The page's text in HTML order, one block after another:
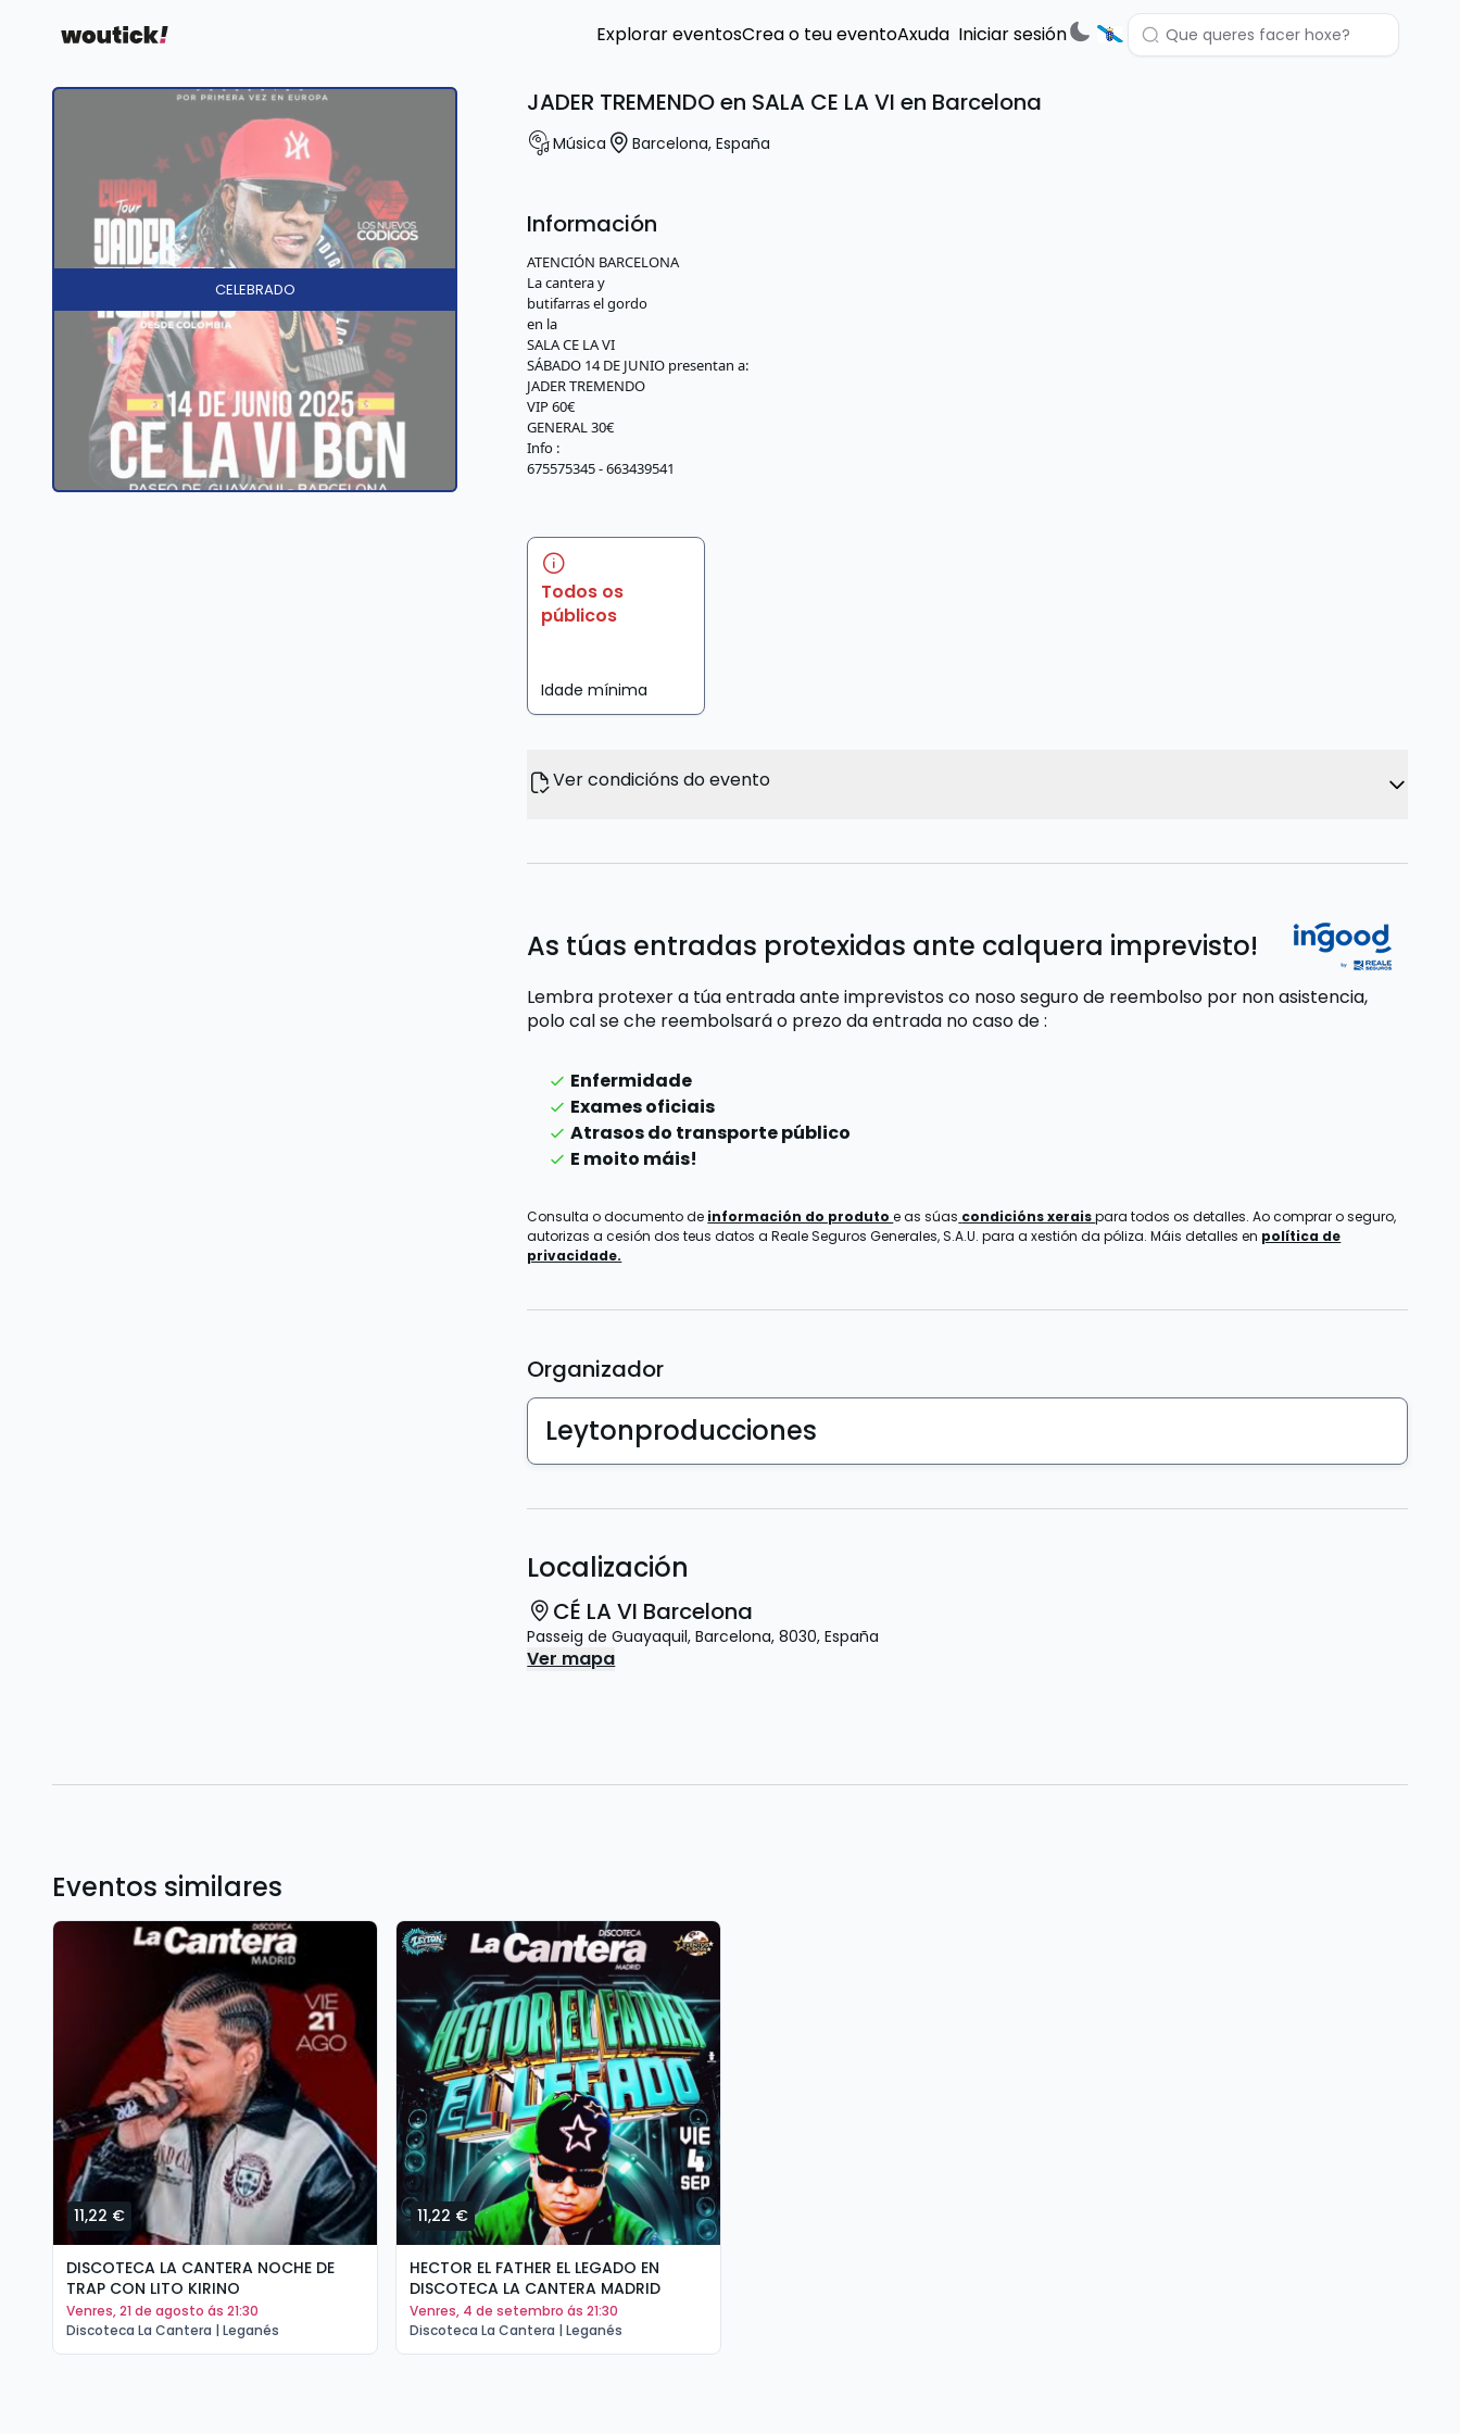
Explorar eventosCrea o teu eventoAxuda Iniciar sesión
CELEBRADO
JADER TREMENDO en SALA CE LA VI en Barcelona
Música Barcelona, España
Información
ATENCIÓN BARCELONA
La cantera y
butifarras el gordo
en la
SALA CE LA VI
SÁBADO 14 DE JUNIO presentan a:
JADER TREMENDO
VIP 60€
GENERAL 30€
Info :
675575345 - 663439541
Todos os
públicos
Idade mínima
Ver condicións do evento
As túas entradas protexidas ante calquera imprevisto!
Lembra protexer a túa entrada ante imprevistos co noso seguro de reembolso por non asistencia,
polo cal se che reembolsará o prezo da entrada no caso de:
Enfermidade
Exames oficiais
Atrasos do transporte público
E moito máis!
Consulta o documento de información do produtoe as súas condicións xeraispara todos os detalles. Ao comprar o seguro,
autorizas a cesión dos teus datos a Reale Seguros Generales, S.A.U. para a xestión da póliza. Máis detalles en política de
privacidade.
Organizador
Leytonproducciones
Localización
CÉ LA VI Barcelona
Passeig de Guayaquil, Barcelona, 8030, España
Ver mapa
Eventos similares
11,22 €
DISCOTECA LA CANTERA NOCHE DE
TRAP CON LITO KIRINO
venres, 21 de agosto ás 21:30
Discoteca La Cantera | Leganés
11,22 €
HECTOR EL FATHER EL LEGADO EN
DISCOTECA LA CANTERA MADRID
venres, 4 de setembro ás 21:30
Discoteca La Cantera | Leganés